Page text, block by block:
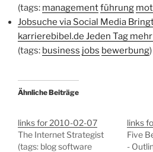
(tags: managementführung
Jobsuche via Social Media
karrierebibel.de Jeden Tag
(tags: business jobs bewerbung)
Ähnliche Beiträge
links for 2010-02-07
The Internet Strategist
(tags: blog software
links
Five
-